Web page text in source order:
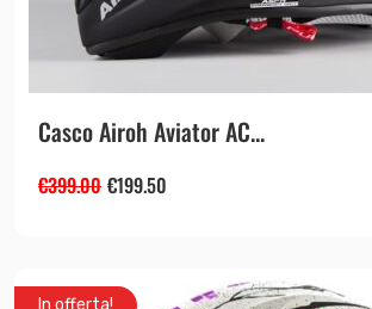
Casco Airoh Aviator AC...
€399.00 €199.50